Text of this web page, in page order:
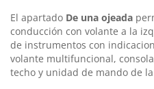
El apartado De una ojeada
conducción con volante a la
de instrumentos con
volante multifuncional,
techo y unidad de mando de